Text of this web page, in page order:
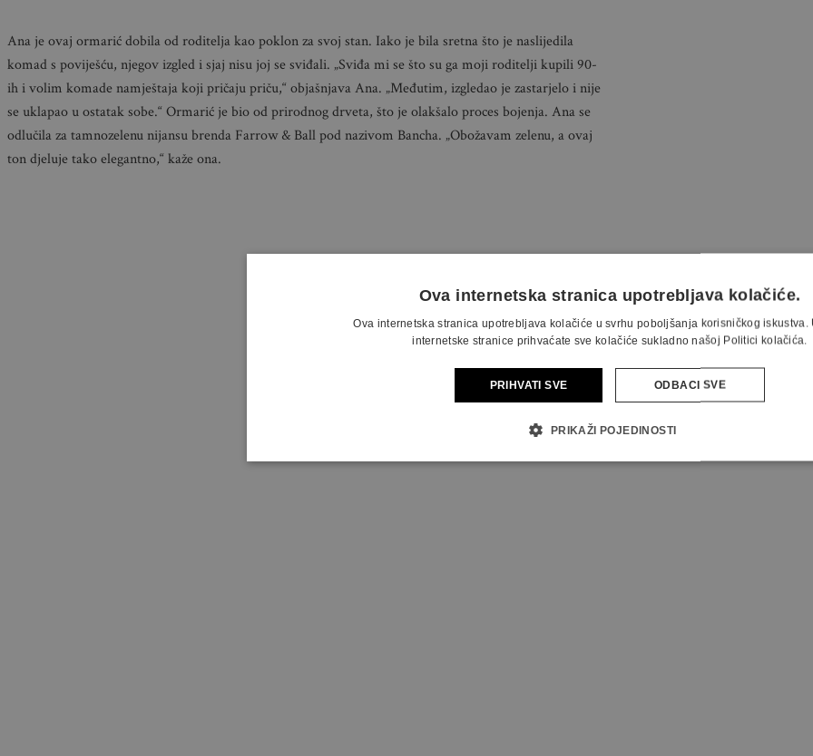
Ana je ovaj ormarić dobila od roditelja kao poklon za svoj stan. Iako je bila sretna što je naslijedila
komad s poviješću, njegov izgled i sjaj nisu joj se sviđali. „Sviđa mi se što su ga moji roditelji kupili 90-
ih i volim komade namještaja koji pričaju priču,“ objašnjava Ana. „Međutim, izgledao je zastarjelo i nije
se uklapao u ostatak sobe.“ Ormarić je bio od prirodnog drveta, što je olakšalo proces bojenja. Ana se
odlučila za tamnozelenu nijansu brenda Farrow & Ball pod nazivom Bancha. „Obožavam zelenu, a ovaj
ton djeluje tako elegantno,“ kaže ona.
Ova internetska stranica upotrebljava kolačiće.
Ova internetska stranica upotrebljava kolačiće u svrhu poboljšanja korisničkog iskustva.
internetske stranice prihvaćate sve kolačiće sukladno našoj Politici kolačića.
PRIHVATI SVE ODBACI SVE
PRIKAŽI POJEDINOSTI